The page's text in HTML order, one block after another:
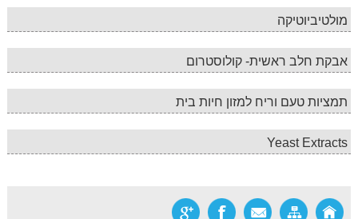
מולטיביוטיקה
אבקת חלב ראשית- קולוסטרום
תמציות טעם וריח למזון חיות בית
Yeast Extracts